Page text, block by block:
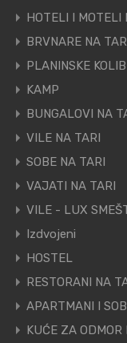
HOTELI I MOTELI
BRVNARE NA
PLANINSKE
KAMP
BUNGALOVI NA
VILE NA TARI
SOBE NA TARI
VAJATI NA TARI
VILE - LUX
Izdvojeni
HOSTEL
RESTORANI NA
APARTMANI I
KUĆE ZA